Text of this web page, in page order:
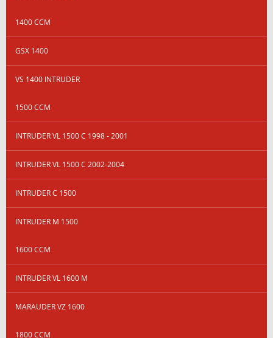
1400 CCM
GSX 1400
VS 1400 INTRUDER
1500 CCM
INTRUDER VL 1500 C 1998 - 2001
INTRUDER VL 1500 C 2002-2004
INTRUDER C 1500
INTRUDER M 1500
1600 CCM
INTRUDER VL 1600 M
MARAUDER VZ 1600
1800 CCM